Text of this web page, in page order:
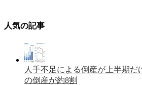
人気の記事
人手不足による倒産が上半期だ
の倒産が約8割